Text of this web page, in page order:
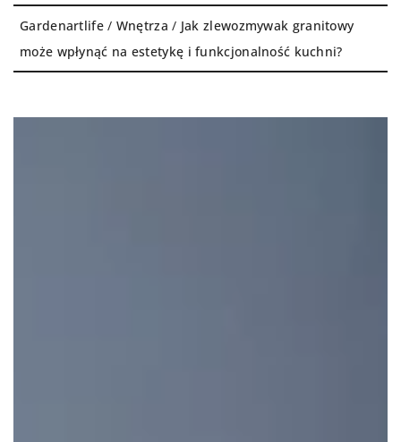
Gardenartlife/ Wnętrza / Jak zlewozmywak granitowy
może wpłynąć na estetykę i funkcjonalność kuchni?